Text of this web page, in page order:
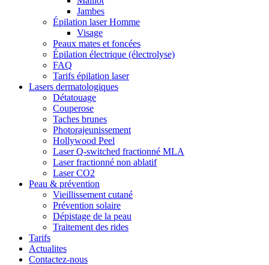
Jambes
Épilation laser Homme
Visage
Peaux mates et foncées
Épilation électrique (électrolyse)
FAQ
Tarifs épilation laser
Lasers dermatologiques
Détatouage
Couperose
Taches brunes
Photorajeunissement
Hollywood Peel
Laser Q-switched fractionné MLA
Laser fractionné non ablatif
Laser CO2
Peau & prévention
Vieillissement cutané
Prévention solaire
Dépistage de la peau
Traitement des rides
Tarifs
Actualites
Contactez-nous